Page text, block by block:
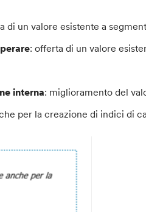
di un valore esistente a
: offerta di un valore
interna: miglioramento del
per la creazione di indici di